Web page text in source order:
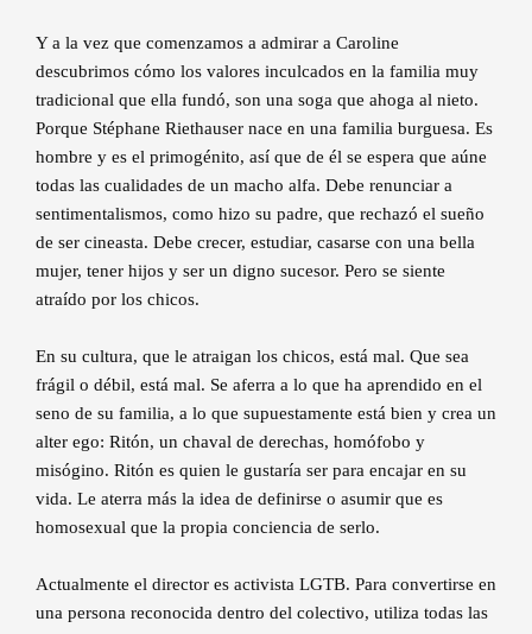
Y a la vez que comenzamos a admirar a Caroline
descubrimos cómo los valores inculcados en la familia muy
tradicional que ella fundó, son una soga que ahoga al nieto.
Porque Stéphane Riethauser nace en una familia burguesa. Es
hombre y es el primogénito, así que de él se espera que aúne
todas las cualidades de un macho alfa. Debe renunciar a
sentimentalismos, como hizo su padre, que rechazó el sueño
de ser cineasta. Debe crecer, estudiar, casarse con una bella
mujer, tener hijos y ser un digno sucesor. Pero se siente
atraído por los chicos.
En su cultura, que le atraigan los chicos, está mal. Que sea
frágil o débil, está mal. Se aferra a lo que ha aprendido en el
seno de su familia, a lo que supuestamente está bien y crea un
alter ego: Ritón, un chaval de derechas, homófobo y
misógino. Ritón es quien le gustaría ser para encajar en su
vida. Le aterra más la idea de definirse o asumir que es
homosexual que la propia conciencia de serlo.
Actualmente el director es activista LGTB. Para convertirse en
una persona reconocida dentro del colectivo, utiliza todas las